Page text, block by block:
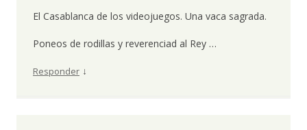
El Casablanca de los videojuegos. Una vaca sagrada.
Poneos de rodillas y reverenciad al Rey …
Responder ↓